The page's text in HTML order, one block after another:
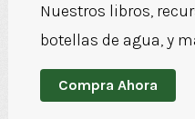
Nuestros libros,
botellas de agua, y
Compra Ahora